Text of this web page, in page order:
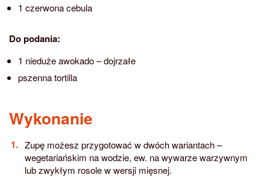
1 czerwona cebula
Do podania:
1 nieduże awokado – dojrzałe
pszenna tortilla
Wykonanie
Zupę możesz przygotować w dwóch wariantach –
wegetariańskim na wodzie, ew. na wywarze warzywnym
lub zwykłym rosole w wersji mięsnej.